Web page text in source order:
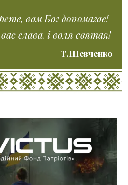
вам Бог допомагає!
слава, і воля святая!
Т.Шевченко